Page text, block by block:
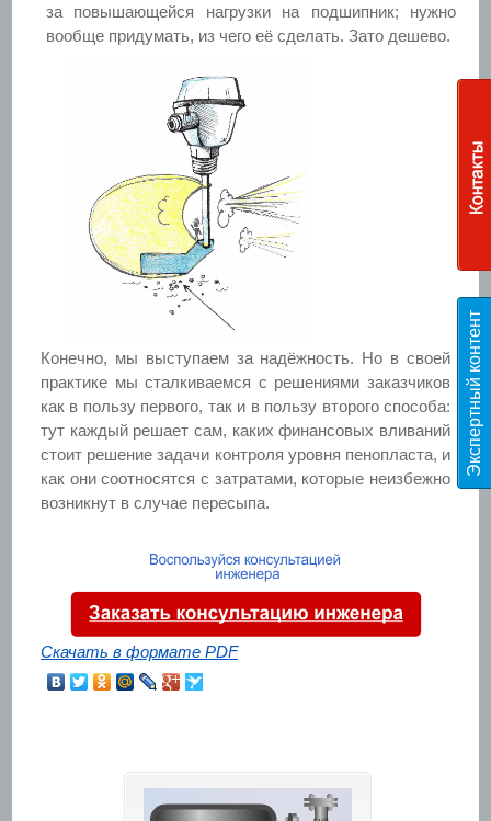
Э
к
с
п
е
р
т
н
ы
й
к
о
н
т
е
н
т
T
E
S
за повышающейся нагрузки на подшипник; нужно
вообще придумать, из чего её сделать. Зато дешево.
Конечно, мы выступаем за надёжность. Но в своей
практике мы сталкиваемся с решениями заказчиков
как в пользу первого, так и в пользу второго способа:
тут каждый решает сам, каких финансовых вливаний
стоит решение задачи контроля уровня пенопласта, и
как они соотносятся с затратами, которые неизбежно
возникнут в случае пересыпа.
Скачать в формате PDF